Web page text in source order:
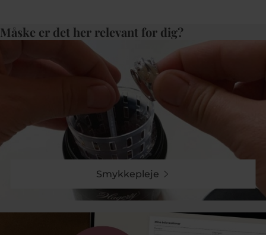
Måske er det her relevant for dig?
Smykkepleje